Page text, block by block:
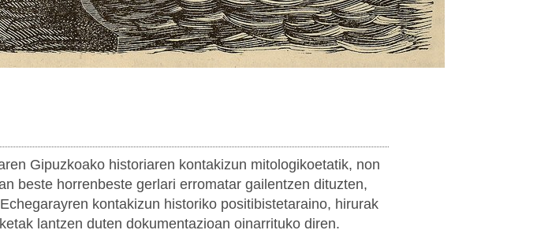
Gipuzkoako historiaren kontakizun mitologikoetatik, non
beste horrenbeste gerlari erromatar gailentzen dituzten,
kontakizun historiko positibistetaraino, hirurak
lantzen duten dokumentazioan oinarrituko diren.